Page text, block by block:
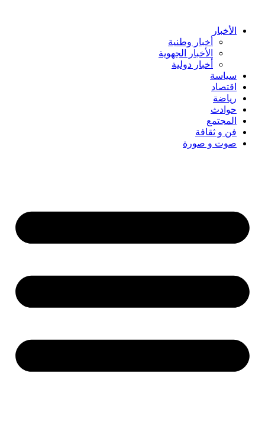
content الأخبار
أخبار وطنية
الأخبار الجهوية
أخبار دولية
سياسة
اقتصاد
رياضة
حوادث
المجتمع
فن و ثقافة
صوت و صورة